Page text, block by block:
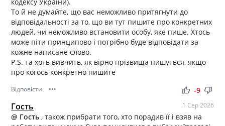
То й не думайте, що вас неможливо притягнути до
відповідальності за то, що ви тут пишите про конкретних
людей, чи неможливо встановити особу, яке пише. Хтось
може піти принципово і потрібно буде відповідати за
кожне написане слово.
P.S. та хоть вивчить, як вірно прізвища пишуться, якщо
про когось конкретно пишите
Відповісти ••• thumb_up thumb_down
-9
Гость 1 Сер 2026
@ Гость, також прибрати того, хто порадив її і взяв на